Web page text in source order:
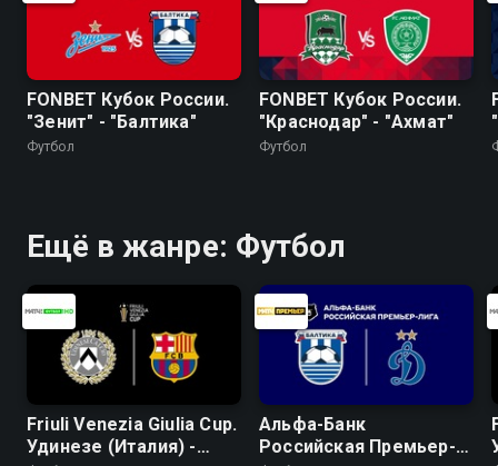
FONBET Кубок России.
"Зенит" - "Балтика"
Футбол
FONBET Кубок России.
"Краснодар" - "Ахмат"
Футбол
Ещё в жанре: Футбол
Friuli Venezia Giulia Cup.
Удинезе (Италия) -
Альфа-Банк
Российская Премьер-